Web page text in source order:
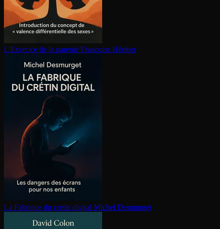
L'Exercice de la parenté Françoise Héritier
La Fabrique du crétin digital Michel Desmurget